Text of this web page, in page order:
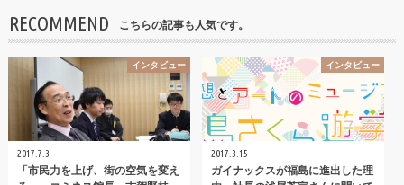
RECOMMEND こちらの記事も人気です。
インタビュー
2017.7.3
「市民力を上げ、街の空気を変え
インタビュー
2017.3.15
ガイナックスが福島に進出した理